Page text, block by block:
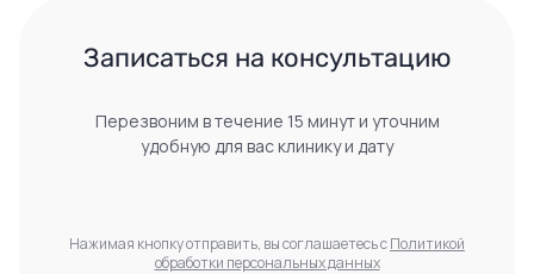
Записаться на консультацию
Перезвоним в течение 15 минут и уточним
удобную для вас клинику и дату
Нажимая кнопку отправить, вы соглашаетесь сПолитикой
обработки персональных данных